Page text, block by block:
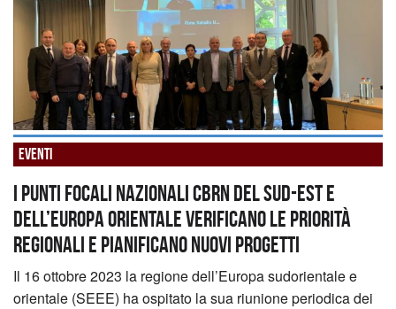
Eventi
I Punti Focali Nazionali CBRN del Sud-Est e
dell’Europa Orientale verificano le priorità
regionali e pianificano nuovi progetti
Il 16 ottobre 2023 la regione dell’Europa sudorientale e
orientale (SEEE) ha ospitato la sua riunione periodica dei